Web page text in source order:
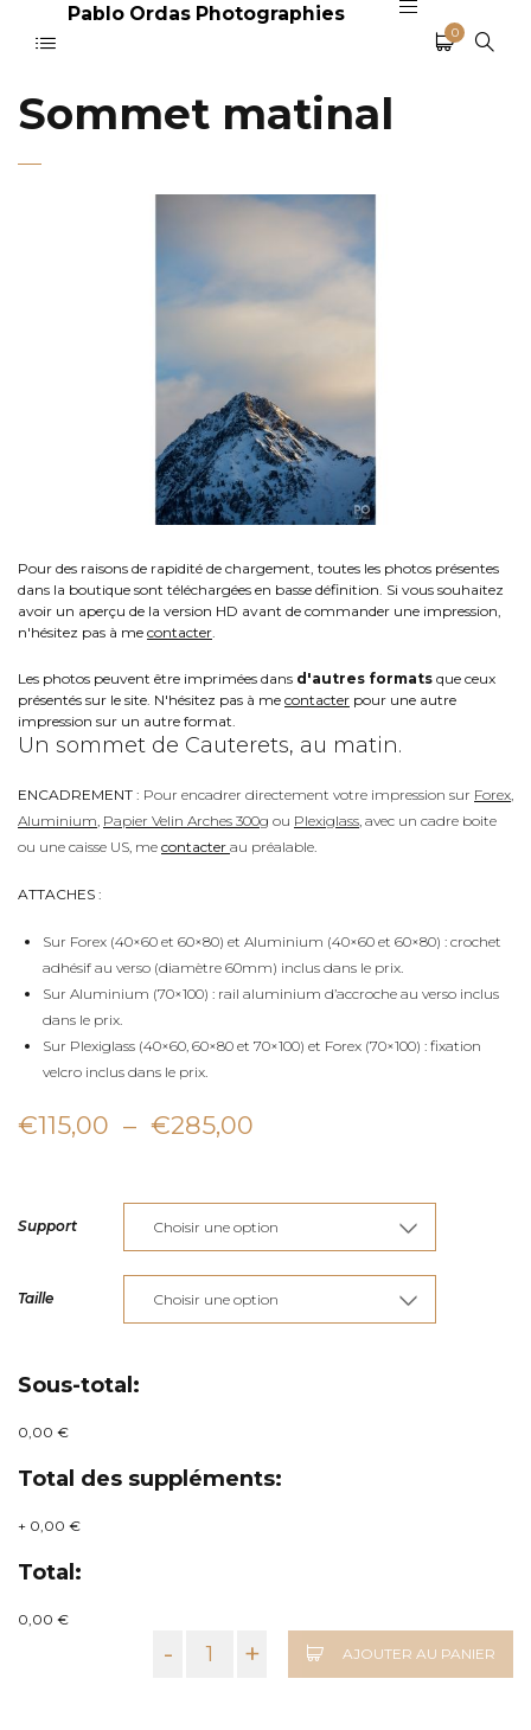
Pablo Ordas Photographies
0
Sommet matinal
Pour des raisons de rapidité de chargement, toutes les photos présentes
dans la boutique sont téléchargées en basse définition. Si vous souhaitez
avoir un aperçu de la version HD avant de commander une impression,
n'hésitez pas à me contacter
Les photos peuvent être imprimées dans d'autres formats que ceux
présentés sur le site. N'hésitez pas à me contacter pour une autre
impression sur un autre format.
Un sommet de Cauterets, au matin.
ENCADREMENT : Pour encadrer directement votre impression sur Forex
Aluminium Papier Velin Arches 300g ou Plexiglass , avec un cadre boite
ou une caisse US, me contacter au préalable.
ATTACHES :
Sur Forex (40×60 et 60×80) et Aluminium (40×60 et 60×80) : crochet
adhésif au verso (diamètre 60mm) inclus dans le prix.
Sur Aluminium (70×100) : rail aluminium d’accroche au verso inclus
dans le prix.
Sur Plexiglass (40×60, 60×80 et 70×100) et Forex (70×100) : fixation
velcro inclus dans le prix.
€115,00 – €285,00
prix :
€115,00
à
€285,00
Support
Taille
Sous-total:
0,00 €
Total des suppléments:
+ 0,00 €
Total:
0,00 €
- + AJOUTER AU PANIER